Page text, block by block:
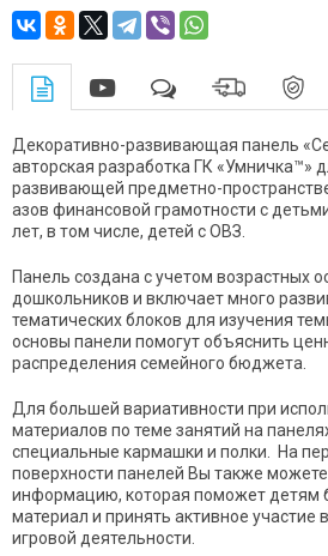
Декоративно-развивающая панель
авторская разработка ГК «Умничка™»
развивающей предметно-
азов финансовой грамотности с
лет, в том числе, детей с ОВЗ.
Панель создана с учетом возрастных
дошкольников и включает много
тематических блоков для изучения
основы панели помогут объяснить
распределения семейного бюджета.
Для большей вариативности при
материалов по теме занятий на
специальные кармашки и полки. На
поверхности панелей Вы также
информацию, которая поможет детям
материал и принять активное участие
игровой деятельности.